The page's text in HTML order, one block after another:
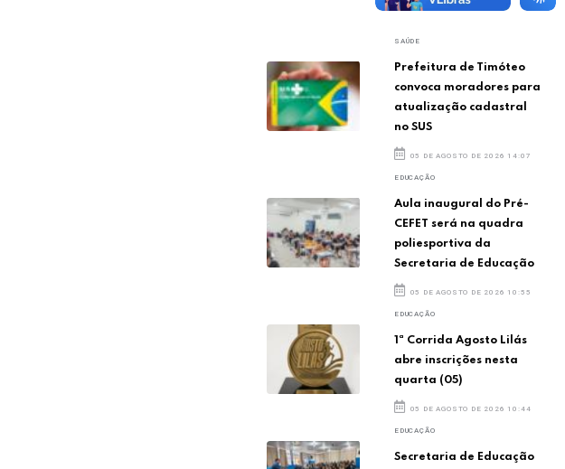
SAÚDE
Prefeitura de Timóteo
convoca moradores para
atualização cadastral
no SUS
05 DE AGOSTO DE 2026 14:07
EDUCAÇÃO
Aula inaugural do Pré-
CEFET será na quadra
poliesportiva da
Secretaria de Educação
05 DE AGOSTO DE 2026 10:55
EDUCAÇÃO
1ª Corrida Agosto Lilás
abre inscrições nesta
quarta (05)
05 DE AGOSTO DE 2026 10:44
EDUCAÇÃO
Secretaria de Educação